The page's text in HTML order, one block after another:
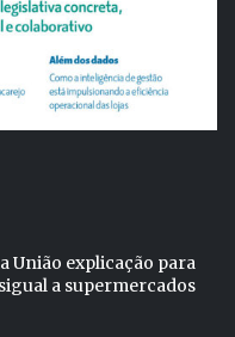
União explicação para
a supermercados